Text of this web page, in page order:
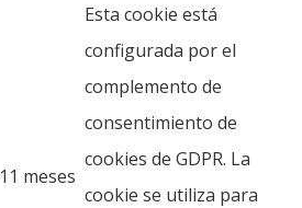
11 meses
Esta cookie está
configurada por el
complemento de
consentimiento de
cookies de GDPR. La
cookie se utiliza para